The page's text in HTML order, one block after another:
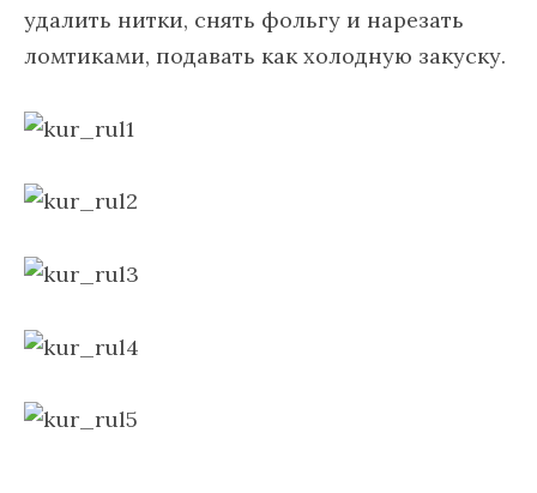
удалить нитки, снять фольгу и нарезать
ломтиками, подавать как холодную закуску.